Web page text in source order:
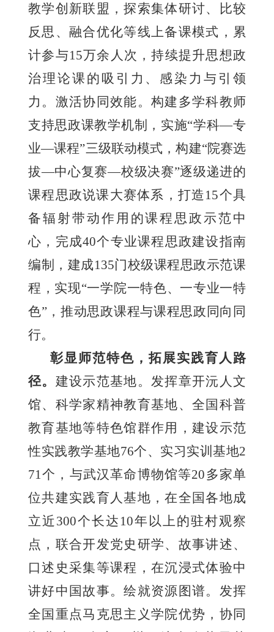
教学创新联盟，探索集体研讨、比较
反思、融合优化等线上备课模式，累
计参与15万余人次，持续提升思想政
治理论课的吸引力、感染力与引领
力。激活协同效能。构建多学科教师
支持思政课教学机制，实施“学科—专
业—课程”三级联动模式，构建“院赛选
拔—中心复赛—校级决赛”逐级递进的
课程思政说课大赛体系，打造15个具
备辐射带动作用的课程思政示范中
心，完成40个专业课程思政建设指南
编制，建成135门校级课程思政示范课
程，实现“一学院一特色、一专业一特
色”，推动思政课程与课程思政同向同
行。
彰显师范特色，拓展实践育人路
径。 建设示范基地。发挥章开沅人文
馆、科学家精神教育基地、全国科普
教育基地等特色馆群作用，建设示范
性实践教学基地76个、实习实训基地2
71个，与武汉革命博物馆等20多家单
位共建实践育人基地，在全国各地成
立近300个长达10年以上的驻村观察
点，联合开发党史研学、故事讲述、
口述史采集等课程，在沉浸式体验中
讲好中国故事。绘就资源图谱。发挥
全国重点马克思主义学院优势，协同